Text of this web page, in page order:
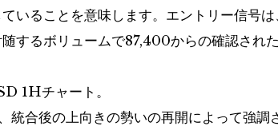
いることを意味します。エントリー信号
するボリュームで87,400からの確認され
1Hチャート。
統合後の上向きの勢いの再開によって強調